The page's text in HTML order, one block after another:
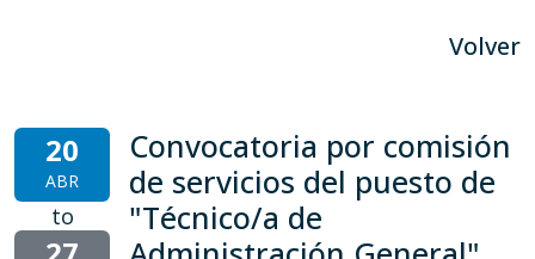
Volver
20
ABR
to
Convocatoria por comisión
de servicios del puesto de
"Técnico/a de